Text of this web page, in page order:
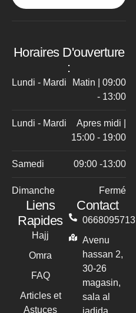
Horaires D'ouverture
:
Lundi - Mardi
Matin | 09:00
- 13:00
Lundi - Mardi
Apres midi |
15:00 - 19:00
Samedi 09:00 -13:00
Dimanche Fermé
Liens
Rapides
Hajj
Omra
FAQ
Articles et
Astuces
Contact
0668095713
Avenu
hassan 2,
30-26
magasin,
sala al
jadida